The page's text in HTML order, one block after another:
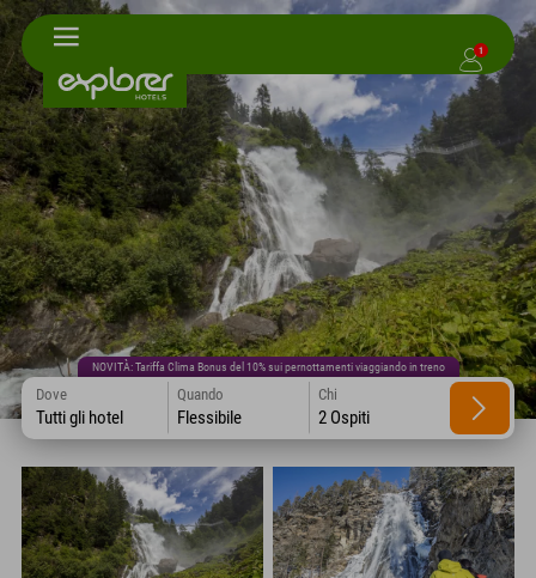
1
NOVITÀ: Tariffa Clima Bonus del 10% sui pernottamenti viaggiando in treno
Dove
Tutti gli hotel
Quando
Flessibile
Chi
2 Ospiti